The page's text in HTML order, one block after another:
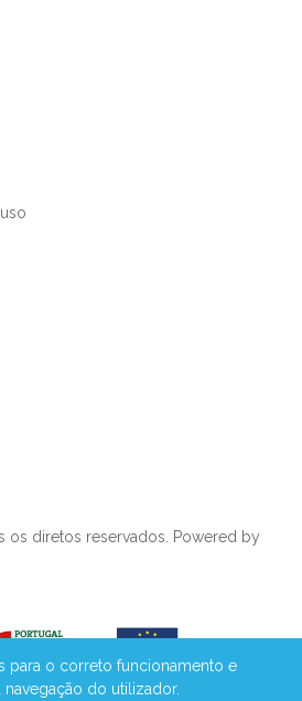
diretos reservados. Powered by
para o correto funcionamento e
do utilizador.